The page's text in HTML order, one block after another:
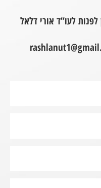
לפנות לעו”ד אורי דלאל